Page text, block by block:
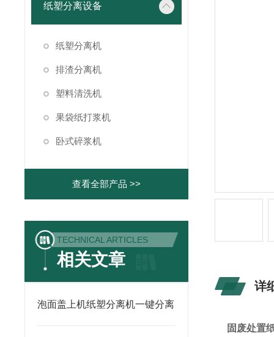
纸塑分离设备
纸塑分离机
排渣分离机
塑料清洗机
果袋纸打浆机
卧式碎浆机
查看全部产品 >>
TECHNICAL ARTICLES
相关文章
泡面盖上机纸塑分离机一键分离
详
固废处置